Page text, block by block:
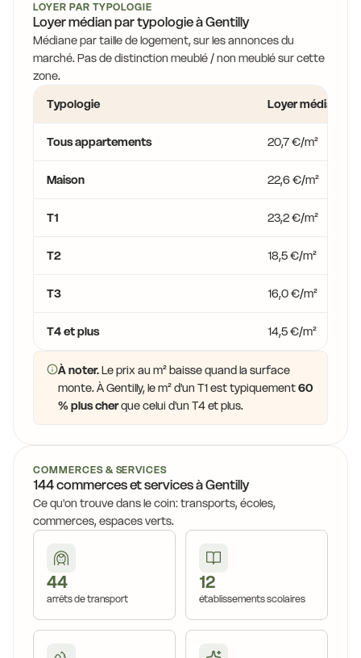
LOYER PAR TYPOLOGIE
Loyer médian par typologie à Gentilly
Médiane par taille de logement, sur les annonces du
marché. Pas de distinction meublé / non meublé sur cette
zone.
Typologie
Loyer médian
Tous appartements 20,7 €/m²
Maison 22,6 €/m²
T1 23,2 €/m²
T2 18,5 €/m²
T3 16,0 €/m²
T4 et plus 14,5 €/m²
À noter.Le prix au m² baisse quand la surface
monte. À Gentilly, le m² d'un T1 est typiquement60
% plus cherque celui d'un T4 et plus.
COMMERCES & SERVICES
144 commerces et services à Gentilly
Ce qu'on trouve dans le coin: transports, écoles,
commerces, espaces verts.
44
arrêts de transport
12
établissements scolaires